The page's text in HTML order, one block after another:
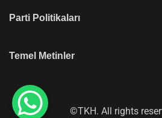
Parti Politikaları
Temel Metinler
©TKH. All rights